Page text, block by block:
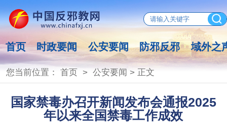
首页 时政要闻 公安要闻 防邪反邪 域外之
您当前位置： 首页> 公安要闻 > 正文
国家禁毒办召开新闻发布会通报2025
年以来全国禁毒工作成效